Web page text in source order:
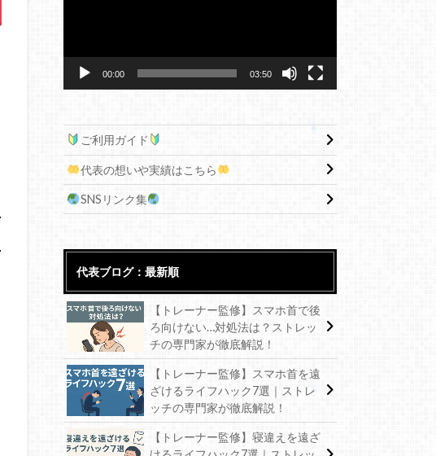
00:00 03:50
ご利用ガイド
代表の想いや実績はこちら
SNSリンク集
代表ブログ：最新順
【トレーナー監修】スマホ首で後
ろ向けない…対処法は？ストレッ
チの専門家が徹底解説！
【トレーナー監修】スマホ首を遠
ざけるライフハック7選｜ストレ
ッチの専門家が徹底解説！
【トレーナー監修】寝違えを遠ざ